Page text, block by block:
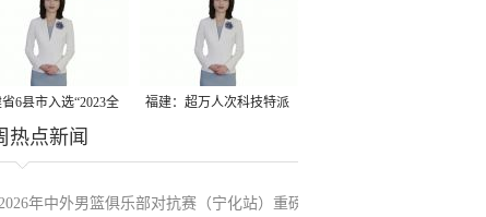
6县市入选“2023全
发展潜力百强县”
福建：超万人次科技特派
热点新闻
年中外男篮俱乐部对抗赛（宁化站）重磅